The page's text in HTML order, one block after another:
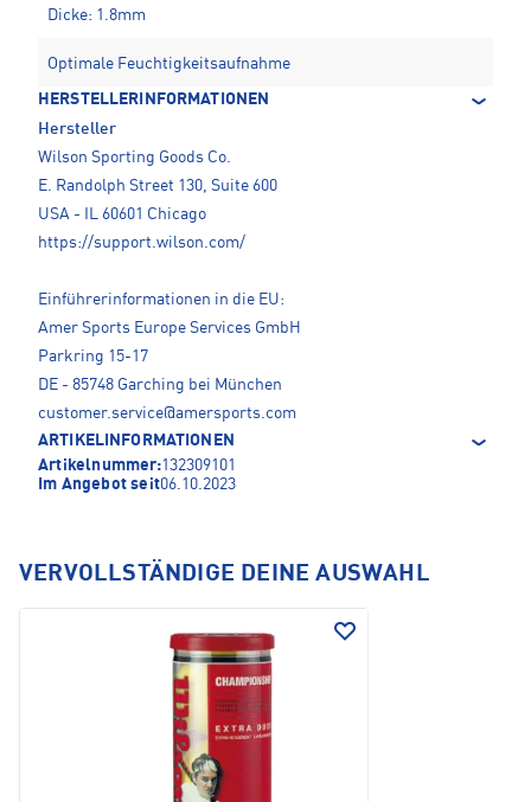
Dicke: 1.8mm
Optimale Feuchtigkeitsaufnahme
HERSTELLERINFORMATIONEN
Hersteller
Wilson Sporting Goods Co.
E. Randolph Street 130, Suite 600
USA - IL 60601 Chicago
https://support.wilson.com/
Einführerinformationen in die EU:
Amer Sports Europe Services GmbH
Parkring 15-17
DE - 85748 Garching bei München
customer.service@amersports.com
ARTIKELINFORMATIONEN
Artikelnummer:132309101
Im Angebot seit06.10.2023
VERVOLLSTÄNDIGE DEINE AUSWAHL